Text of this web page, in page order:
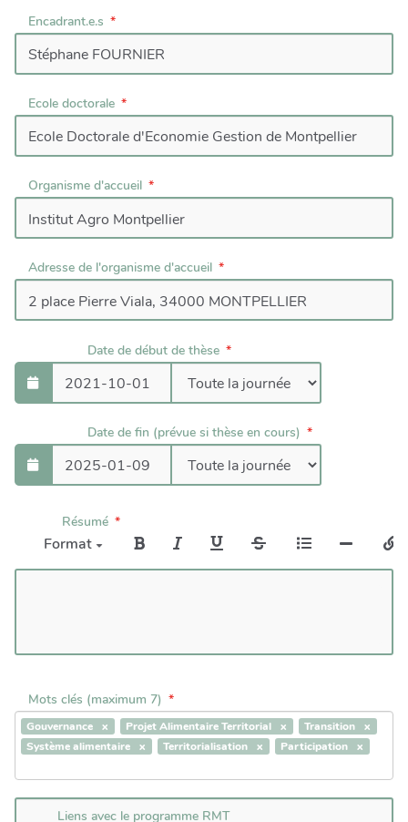
Encadrant.e.s
Ecole doctorale
Organisme d'accueil
Adresse de l'organisme d'accueil
Date de début de thèse
Date de fin (prévue si thèse en cours)
Résumé
Format
Mots clés (maximum 7)
Gouvernance Projet Alimentaire Territorial
Transition
Système alimentaire
Territorialisation Participation
Liens avec le programme RMT